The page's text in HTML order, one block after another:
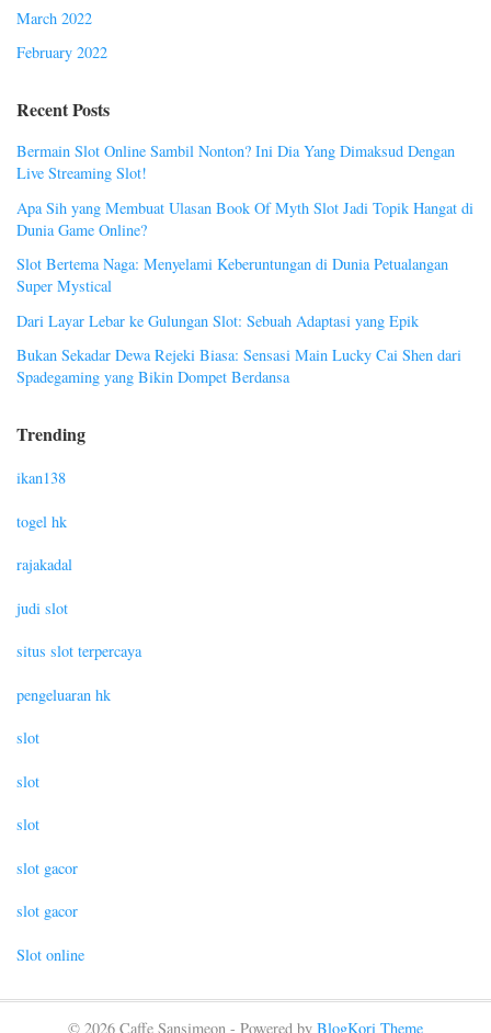
March 2022
February 2022
Recent Posts
Bermain Slot Online Sambil Nonton? Ini Dia Yang Dimaksud Dengan
Live Streaming Slot!
Apa Sih yang Membuat Ulasan Book Of Myth Slot Jadi Topik Hangat di
Dunia Game Online?
Slot Bertema Naga: Menyelami Keberuntungan di Dunia Petualangan
Super Mystical
Dari Layar Lebar ke Gulungan Slot: Sebuah Adaptasi yang Epik
Bukan Sekadar Dewa Rejeki Biasa: Sensasi Main Lucky Cai Shen dari
Spadegaming yang Bikin Dompet Berdansa
Trending
ikan138
togel hk
rajakadal
judi slot
situs slot terpercaya
pengeluaran hk
slot
slot
slot
slot gacor
slot gacor
Slot online
© 2026 Caffe Sansimeon - Powered by BlogKori Theme